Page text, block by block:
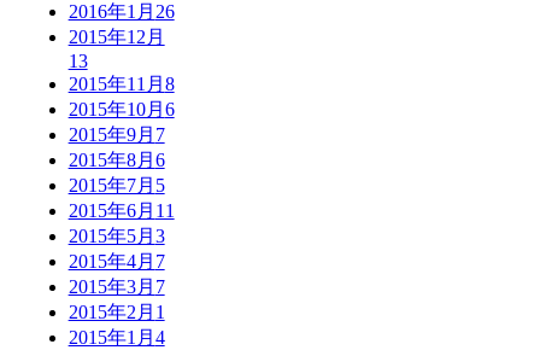
2016年1月 26
2015年12月
13
2015年11月 8
2015年10月 6
2015年9月 7
2015年8月 6
2015年7月 5
2015年6月 11
2015年5月 3
2015年4月 7
2015年3月 7
2015年2月 1
2015年1月 4